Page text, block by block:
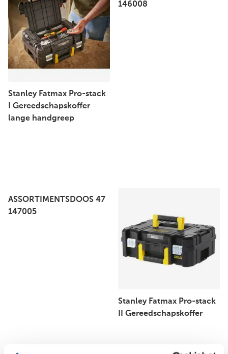
Stanley Fatmax Pro-stack
I Gereedschapskoffer
lange handgreep
146008
ASSORTIMENTSDOOS 47
147005
Stanley Fatmax Pro-stack
II Gereedschapskoffer